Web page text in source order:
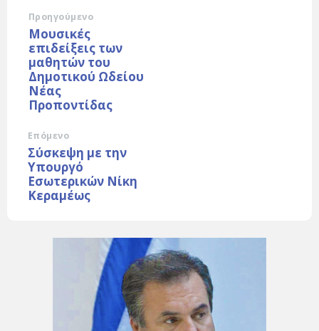
Προηγούμενο
Μουσικές
επιδείξεις των
μαθητών του
Δημοτικού Ωδείου
Νέας
Προποντίδας
Επόμενο
Σύσκεψη με την
Υπουργό
Εσωτερικών Νίκη
Κεραμέως